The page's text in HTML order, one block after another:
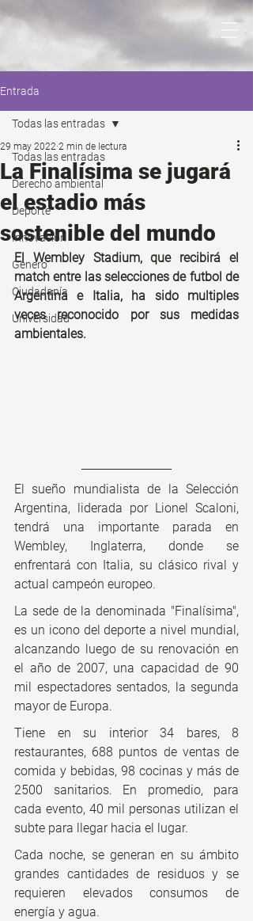
Entrada
Todas las entradas
Derecho ambiental
Deporte
Innovación
Genero
Ciudadanía
Universidad
Todas las entradas
La Finalísima se jugará
el estadio más
sostenible del mundo
29 may 2022 2 min de lectura
El Wembley Stadium, que recibirá el
match entre las selecciones de futbol de
Argentina e Italia, ha sido multiples
veces reconocido por sus medidas
ambientales.
El sueño mundialista de la Selección
Argentina, liderada por Lionel Scaloni,
tendrá una importante parada en
Wembley, Inglaterra, donde se
enfrentará con Italia, su clásico rival y
actual campeón europeo.
La sede de la denominada "Finalísima",
es un icono del deporte a nivel mundial,
alcanzando luego de su renovación en
el año de 2007, una capacidad de 90
mil espectadores sentados, la segunda
mayor de Europa.
Tiene en su interior 34 bares, 8
restaurantes, 688 puntos de ventas de
comida y bebidas, 98 cocinas y más de
2500 sanitarios. En promedio, para
cada evento, 40 mil personas utilizan el
subte para llegar hacia el lugar.
Cada noche, se generan en su ámbito
grandes cantidades de residuos y se
requieren elevados consumos de
energía y agua.